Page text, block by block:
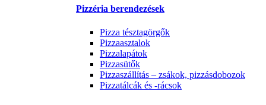
Pizzéria berendezések
Pizza tésztagörgők
Pizzaasztalok
Pizzalapátok
Pizzasütők
Pizzaszállítás – zsákok, pizzásdobozok
Pizzatálcák és -rácsok